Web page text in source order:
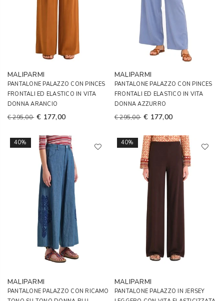
MALIPARMI
PANTALONE PALAZZO CON PINCES
FRONTALI ED ELASTICO IN VITA
DONNA ARANCIO
€ 295,00 € 177,00
MALIPARMI
PANTALONE PALAZZO CON PINCES
FRONTALI ED ELASTICO IN VITA
DONNA AZZURRO
€ 295,00 € 177,00
40%
MALIPARMI
PANTALONE PALAZZO CON RICAMO
40%
MALIPARMI
PANTALONE PALAZZO IN JERSEY